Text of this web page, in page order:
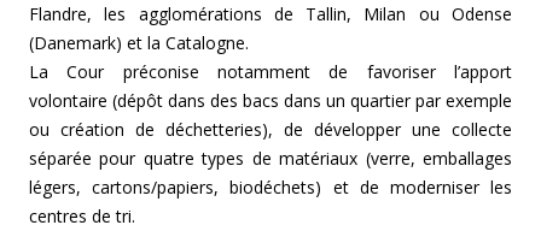
Flandre, les agglomérations de Tallin, Milan ou Odense
(Danemark) et la Catalogne.
La Cour préconise notamment de favoriser l’apport
volontaire (dépôt dans des bacs dans un quartier par exemple
ou création de déchetteries), de développer une collecte
séparée pour quatre types de matériaux (verre, emballages
légers, cartons/papiers, biodéchets) et de moderniser les
centres de tri.